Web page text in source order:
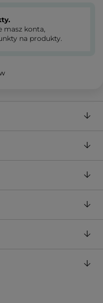
masz konta,
na produkty.